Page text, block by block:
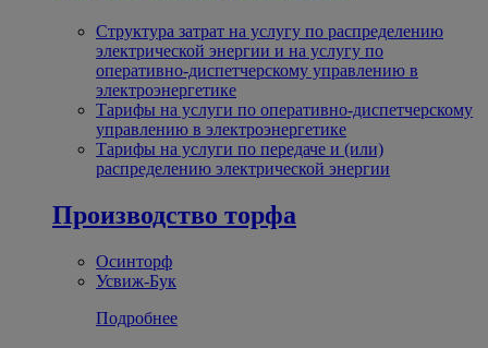
Структура затрат на услугу по распределению
электрической энергии и на услугу по
оперативно-диспетчерскому управлению в
электроэнергетике
Тарифы на услуги по оперативно-диспетчерскому
управлению в электроэнергетике
Тарифы на услуги по передаче и (или)
распределению электрической энергии
Производство торфа
Осинторф
Усвиж-Бук
Подробнее